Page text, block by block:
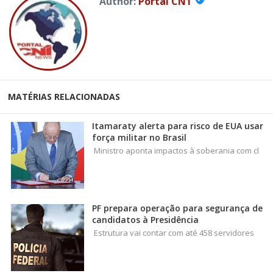
MATÉRIAS RELACIONADAS
Itamaraty alerta para risco de EUA usar
força militar no Brasil
Ministro aponta impactos à soberania com cl
PF prepara operação para segurança de
candidatos à Presidência
Estrutura vai contar com até 458 servidores